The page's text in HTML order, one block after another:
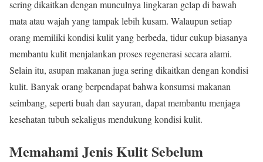
sering dikaitkan dengan munculnya lingkaran gelap di bawah
mata atau wajah yang tampak lebih kusam. Walaupun setiap
orang memiliki kondisi kulit yang berbeda, tidur cukup biasanya
membantu kulit menjalankan proses regenerasi secara alami.
Selain itu, asupan makanan juga sering dikaitkan dengan kondisi
kulit. Banyak orang berpendapat bahwa konsumsi makanan
seimbang, seperti buah dan sayuran, dapat membantu menjaga
kesehatan tubuh sekaligus mendukung kondisi kulit.
Memahami Jenis Kulit Sebelum